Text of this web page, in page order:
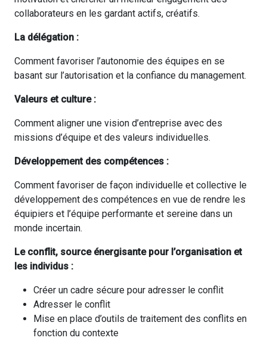
collaborateurs en les gardant actifs, créatifs.
La délégation :
Comment favoriser l’autonomie des équipes en se
basant sur l’autorisation et la confiance du management.
Valeurs et culture :
Comment aligner une vision d’entreprise avec des
missions d’équipe et des valeurs individuelles.
Développement des compétences :
Comment favoriser de façon individuelle et collective le
développement des compétences en vue de rendre les
équipiers et l’équipe performante et sereine dans un
monde incertain.
Le conflit, source énergisante pour l’organisation et
les individus :
Créer un cadre sécure pour adresser le conflit
Adresser le conflit
Mise en place d’outils de traitement des conflits en
fonction du contexte